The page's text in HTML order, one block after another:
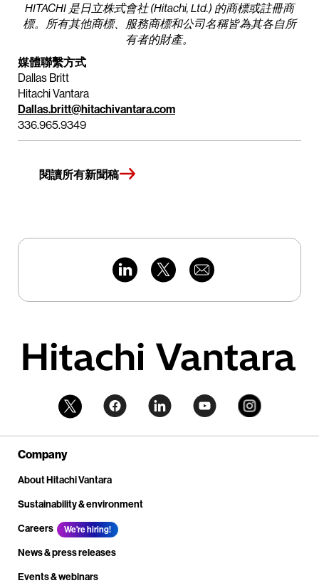
HITACHI 是日立株式會社 (Hitachi, Ltd.) 的商標或註冊商
標。所有其他商標、服務商標和公司名稱皆為其各自所
有者的財產。
媒體聯繫方式
Dallas Britt
Hitachi Vantara
Dallas.britt@hitachivantara.com
336.965.9349
閱讀所有新聞稿
Company
About Hitachi Vantara
Sustainability & environment
Careers
We're hiring!
News & press releases
Events & webinars